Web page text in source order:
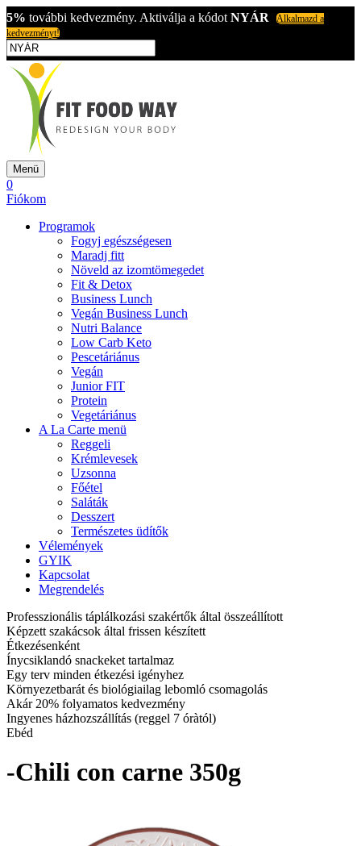
5% további kedvezmény. Aktiválja a kódot NYÁR
Alkalmazd a
kedvezményt!
Menü
0
Fiókom
Programok
Fogyj egészségesen
Maradj fitt
Növeld az izomtömegedet
Fit & Detox
Business Lunch
Vegán Business Lunch
Nutri Balance
Low Carb Keto
Pescetáriánus
Vegán
Junior FIT
Protein
Vegetáriánus
A La Carte menü
Reggeli
Krémlevesek
Uzsonna
Főétel
Saláták
Desszert
Természetes üdítők
Vélemények
GYIK
Kapcsolat
Megrendelés
Professzionális táplálkozási szakértők által összeállított
Képzett szakácsok által frissen készített
Étkezésenként
Ínycsiklandó snackeket tartalmaz
Egy terv minden étkezési igényhez
Környezetbarát és biológiailag lebomló csomagolás
Akár 20% folyamatos kedvezmény
Ingyenes házhozszállítás (reggel 7 óràtól)
Ebéd
-Chili con carne 350g